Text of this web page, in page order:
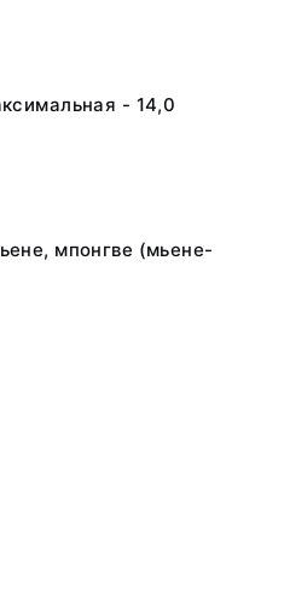
- 14,0
мпонгве (мьене-